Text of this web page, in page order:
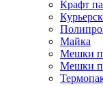
Крафт
Майка
Мешки
Мешки